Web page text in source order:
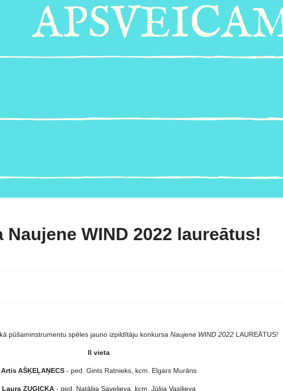
WIND 2022 laureātus!
pūšaminstrumentu spēles jauno izpildītāju konkursa Naujene WIND 2022 LAUREĀTUS!
II vieta
Artis AŠĶEĻAŅECS- ped. Gints Ratnieks, kcm. Elgars Murāns
Laura ZUĢICKA- ped. Natālija Saveļjeva, kcm. Jūlija Vasiļjeva